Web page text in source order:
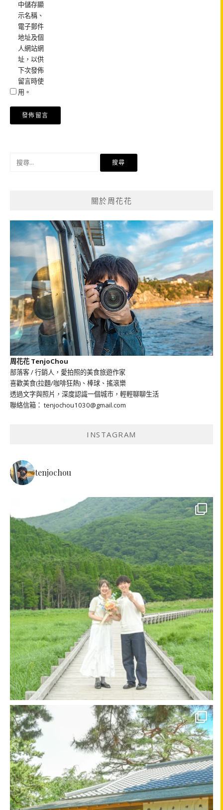
中儲存顯
示名稱、
電子郵件
地址及個
人網站網
址，以供
下次發佈
留言時使
用。
關於周花花
周花花 TenjoChou
部落客 / 行銷人，愛拍照的美食旅遊作家
喜歡美食(拉麵/咖啡狂熱)、棒球、搖滾樂
透過文字與照片，深度認識一個城市，輕輕聊聊生活
聯絡信箱： tenjochou1030@gmail.com
INSTAGRAM
tenjochou